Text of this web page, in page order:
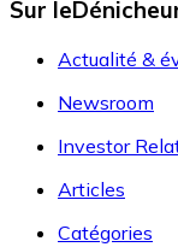
Sur
Actualité &
Newsroom
Investor
Articles
Catégories